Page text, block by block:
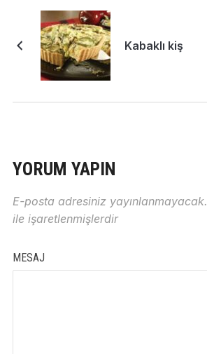
Kabaklı kiş
YORUM YAPIN
E-posta adresiniz yayınlanmayacak.
ile işaretlenmişlerdir
MESAJ